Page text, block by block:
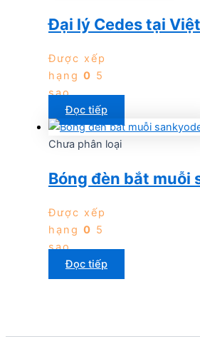
Đại lý Cedes tại
Được xếp
hạng 0 5
sao
Đọc tiếp
Chưa phân loại
Bóng đèn bắt muỗi
Được xếp
hạng 0 5
sao
Đọc tiếp